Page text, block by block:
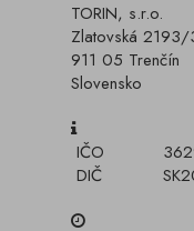
TORIN, s.r.o.
Zlatovská
911 05 Trenčín
Slovensko
IČO
DIČ